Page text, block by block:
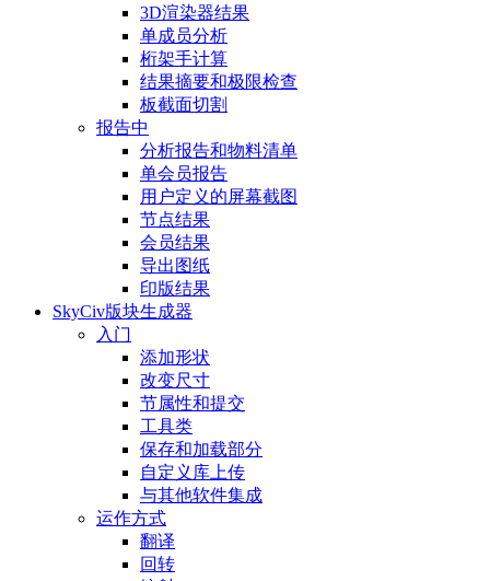
3D渲染器结果
单成员分析
桁架手计算
结果摘要和极限检查
板截面切割
报告中
分析报告和物料清单
单会员报告
用户定义的屏幕截图
节点结果
会员结果
导出图纸
印版结果
SkyCiv版块生成器
入门
添加形状
改变尺寸
节属性和提交
工具类
保存和加载部分
自定义库上传
与其他软件集成
运作方式
翻译
回转